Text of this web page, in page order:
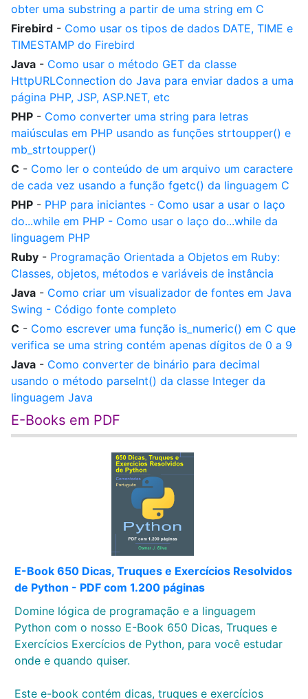
obter uma substring a partir de uma string em C
Firebird - Como usar os tipos de dados DATE, TIME e
TIMESTAMP do Firebird
Java - Como usar o método GET da classe
HttpURLConnection do Java para enviar dados a uma
página PHP, JSP, ASP.NET, etc
PHP - Como converter uma string para letras
maiúsculas em PHP usando as funções strtoupper() e
mb_strtoupper()
C - Como ler o conteúdo de um arquivo um caractere
de cada vez usando a função fgetc() da linguagem C
PHP - PHP para iniciantes - Como usar a usar o laço
do...while em PHP - Como usar o laço do...while da
linguagem PHP
Ruby - Programação Orientada a Objetos em Ruby:
Classes, objetos, métodos e variáveis de instância
Java - Como criar um visualizador de fontes em Java
Swing - Código fonte completo
C - Como escrever uma função is_numeric() em C que
verifica se uma string contém apenas dígitos de 0 a 9
Java - Como converter de binário para decimal
usando o método parseInt() da classe Integer da
linguagem Java
E-Books em PDF
E-Book 650 Dicas, Truques e Exercícios Resolvidos
de Python - PDF com 1.200 páginas
Domine lógica de programação e a linguagem
Python com o nosso E-Book 650 Dicas, Truques e
Exercícios Exercícios de Python, para você estudar
onde e quando quiser.
Este e-book contém dicas, truques e exercícios